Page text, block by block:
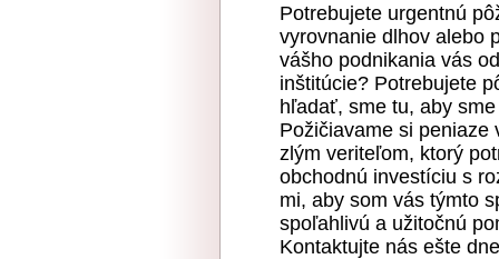
Potrebujete urgentnú
vyrovnanie dlhov alebo
vášho podnikania vás
inštitúcie? Potrebujete
hľadať, sme tu, aby
Požičiavame si peniaze
zlým veriteľom, ktorý
obchodnú investíciu s
mi, aby som vás týmto
spoľahlivú a užitočnú
Kontaktujte nás ešte